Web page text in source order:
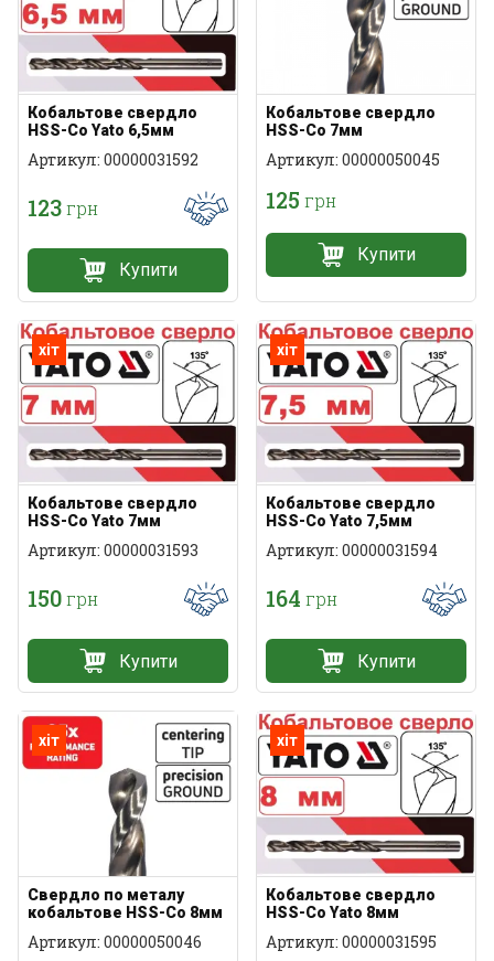
Кобальтове свердло
HSS-Co Yato 6,5мм
Артикул: 00000031592
123грн
Купити
Кобальтове свердло
HSS-Co 7мм
Артикул: 00000050045
125 грн
Купити
хіт
Кобальтове свердло
HSS-Co Yato 7мм
Артикул: 00000031593
150грн
Купити
хіт
Кобальтове свердло
HSS-Co Yato 7,5мм
Артикул: 00000031594
164 грн
Купити
хіт
Свердло по металу
кобальтове HSS-Co 8мм
Артикул: 00000050046
хіт
Кобальтове свердло
HSS-Co Yato 8мм
Артикул: 00000031595